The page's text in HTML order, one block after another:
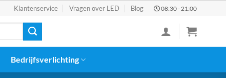
Klantenservice Vragen over LED Blog 08:30 - 21:00
Bedrijfsverlichting